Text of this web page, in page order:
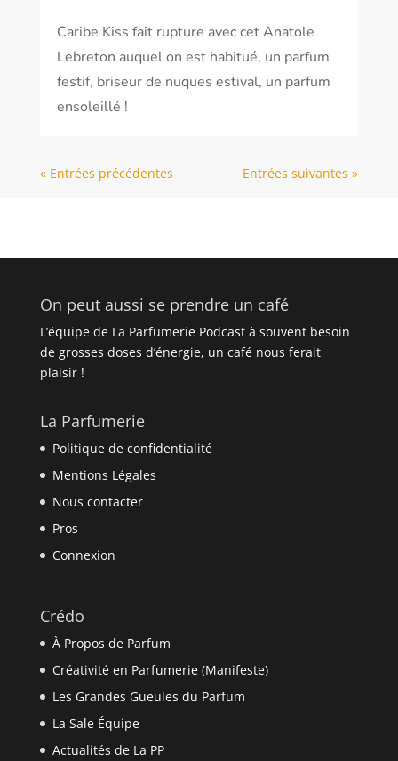
Caribe Kiss fait rupture avec cet Anatole
Lebreton auquel on est habitué, un parfum
festif, briseur de nuques estival, un parfum
ensoleillé !
« Entrées précédentes Entrées suivantes »
On peut aussi se prendre un café
L’équipe de La Parfumerie Podcast à souvent besoin
de grosses doses d’énergie, un café nous ferait
plaisir !
La Parfumerie
Politique de confidentialité
Mentions Légales
Nous contacter
Pros
Connexion
Crédo
À Propos de Parfum
Créativité en Parfumerie (Manifeste)
Les Grandes Gueules du Parfum
La Sale Équipe
Actualités de La PP